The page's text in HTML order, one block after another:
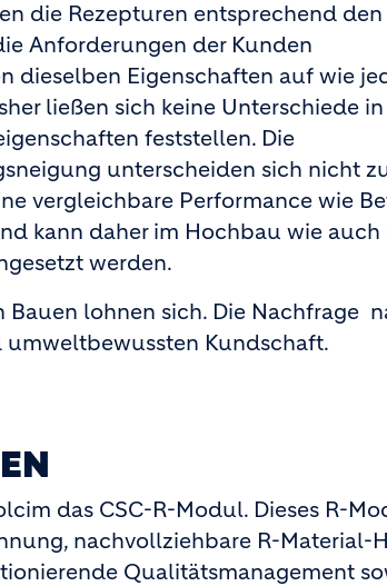
die Rezepturen entsprechend den
Anforderungen der Kunden
dieselben Eigenschaften auf wie
ließen sich keine Unterschiede in
feststellen. Die
unterschei­den sich nicht
vergleichbare Performance wie
kann daher im Hochbau wie auch
werden.
lohnen sich. Die Nachfrage
umweltbewussten Kundschaft.
das CSC-R-Modul. Dieses R-
nachvollziehbare R-Material-
Qualitätsmanagement